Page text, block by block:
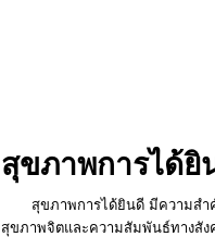
สุขภาพการได้ยิ
สุขภาพการได้ยินดี มีความสำคัญ
สุขภาพจิตและความสัมพันธ์ทางสัง